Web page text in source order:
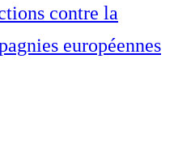
contre la
européennes